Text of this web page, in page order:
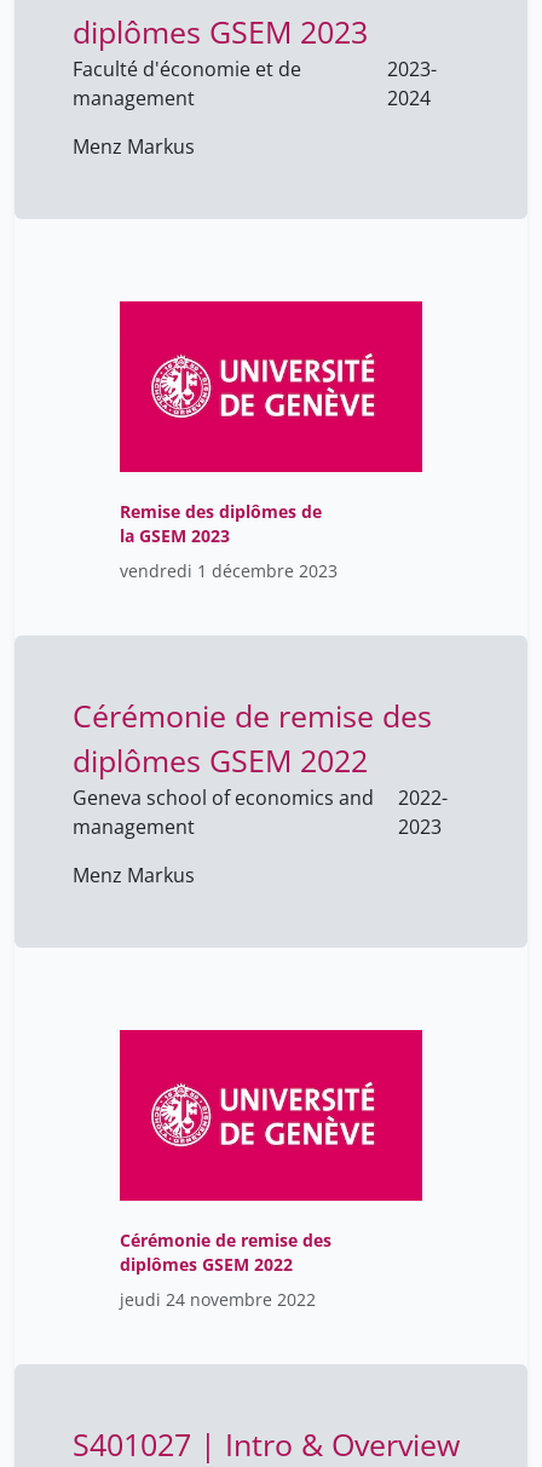
Ekinci Hakan
Flahault Antoine 5
Friedli Etienne 5
Jaccard Didier
Salmon claire
Schrempf-Stirling Judith
Vittet Sun
Vulliéty Jean-Paul
mercier jean-yves
diplômes GSEM 2023
Faculté d'économie et de
management
2023-
2024
Menz Markus
Remise des diplômes de
la GSEM 2023
vendredi 1 décembre 2023
Cérémonie de remise des
diplômes GSEM 2022
Geneva school of economics and
management
2022-
2023
Menz Markus
Cérémonie de remise des
diplômes GSEM 2022
jeudi 24 novembre 2022
S401027 | Intro & Overview